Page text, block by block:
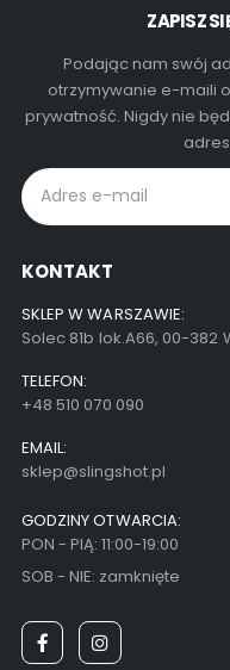
ZAPISZ
Podając nam swój
otrzymywanie e-maili
prywatność. Nigdy nie
KONTAKT
SKLEP W WARSZAWIE:
Solec 81b lok.A66, 00-382
TELEFON:
+48 510 070 090
EMAIL:
sklep@slingshot.pl
GODZINY OTWARCIA:
PON - PIĄ: 11:00-19:00
SOB - NIE: zamknięte